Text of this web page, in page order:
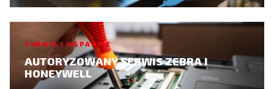
SERWIS I WSPARCIE
AUTORYZOWANY SERWIS ZEBRA I
HONEYWELL